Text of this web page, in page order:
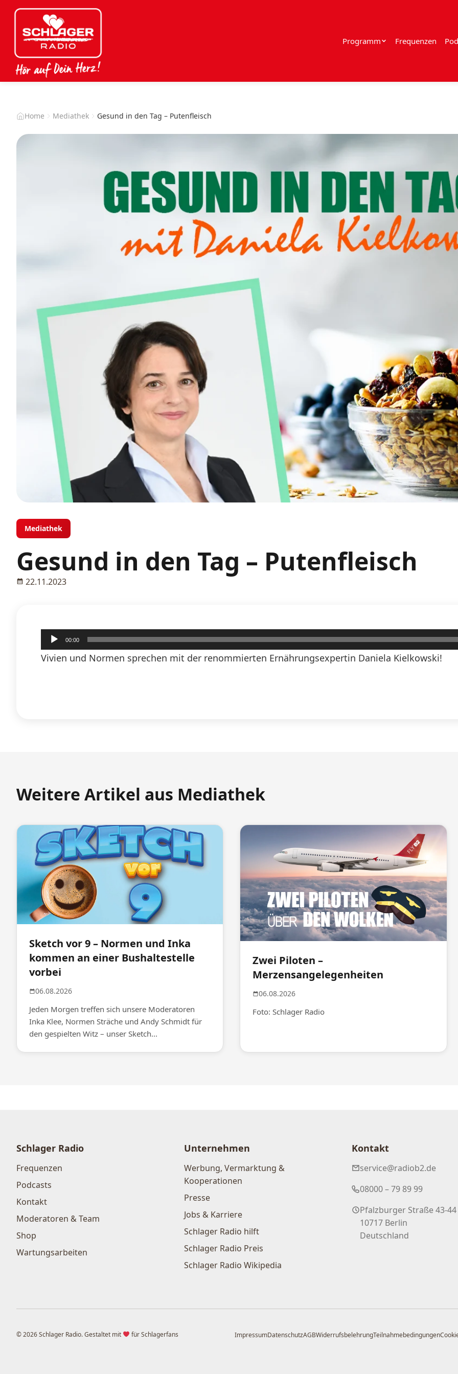
Programm Frequenzen
Home Mediathek Gesund in den Tag – Putenfleisch
Mediathek
Gesund in den Tag – Putenfleisch
22.11.2023
Audio-
Player
00:00
Vivien und Normen sprechen mit der renommierten Ernährungsexpertin Daniela Kielkowski!
Weitere Artikel aus Mediathek
Sketch vor 9 – Normen und Inka
kommen an einer Bushaltestelle
vorbei
06.08.2026
Jeden Morgen treffen sich unsere Moderatoren
Inka Klee, Normen Sträche und Andy Schmidt für
den gespielten Witz – unser Sketch...
Zwei Piloten –
Merzensangelegenheiten
06.08.2026
Foto: Schlager Radio
Schlager Radio
Frequenzen
Podcasts
Kontakt
Moderatoren & Team
Shop
Wartungsarbeiten
Unternehmen
Werbung, Vermarktung &
Kooperationen
Presse
Jobs & Karriere
Schlager Radio hilft
Schlager Radio Preis
Schlager Radio Wikipedia
Kontakt
service@radiob2.de
08000 – 79 89 99
Pfalzburger Straße 43-44
10717 Berlin
Deutschland
© 2026 Schlager Radio. Gestaltet mit für Schlagerfans ImpressumDatenschutzAGBWiderrufsbelehrungTeilnahmebedingungen